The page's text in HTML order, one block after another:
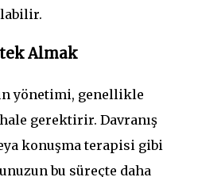
Almak
yönetimi, genellikle
gerektirir. Davranış
konuşma terapisi gibi
bu süreçte daha